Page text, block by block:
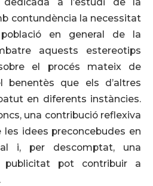
contundència la necessitat
en general de la
aquests estereotips
el procés mateix de
benentès que els d’altres
en diferents instàncies.
una contribució reflexiva
idees preconcebudes en
i, per descomptat, una
pot contribuir a